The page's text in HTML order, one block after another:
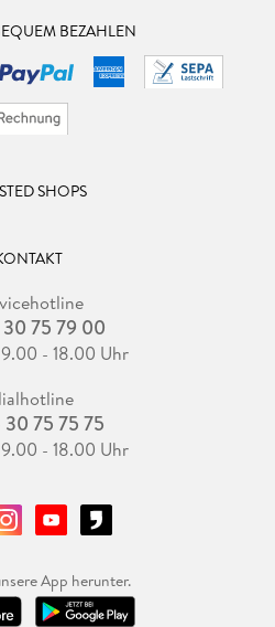
BEZAHLEN
SHOPS
75 79 00
- 18.00 Uhr
75 75 75
- 18.00 Uhr
App herunter.